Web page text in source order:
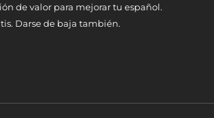
de valor para mejorar tu español.
Darse de baja también.